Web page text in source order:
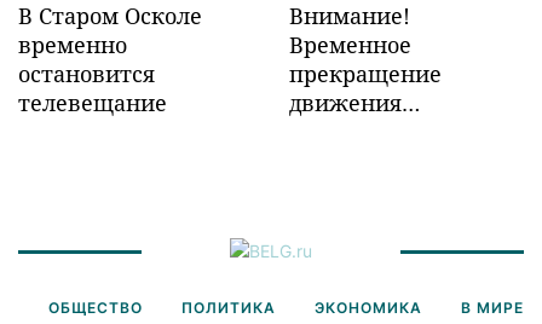
В Старом Осколе
временно
остановится
телевещание
Внимание!
Временное
прекращение
движения
ОБЩЕСТВО ПОЛИТИКА ЭКОНОМИКА В МИРЕ